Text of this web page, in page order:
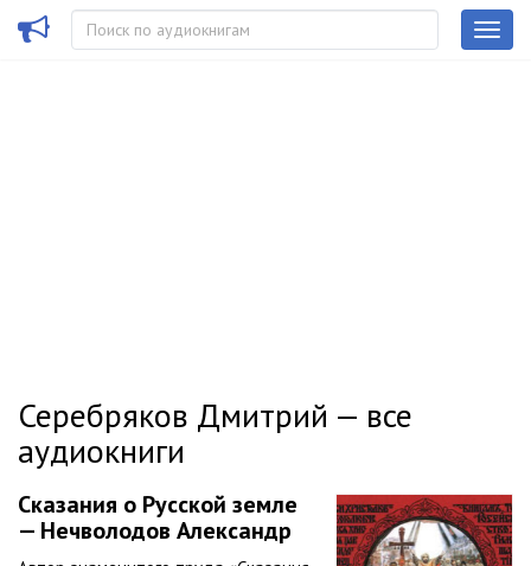
Серебряков Дмитрий — все
аудиокниги
Сказания о Русской земле
— Нечволодов Александр